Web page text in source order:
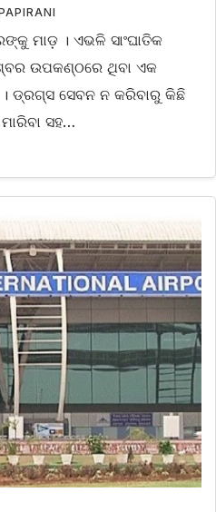
ମାଡ଼ । ଏଭଳି ସାଂଘାତିକ
ଉପକଣ୍ଠରେ ଥିବା ଏକ
ଡ୍ରଗ୍ସ ସେବନ ନ କରିବାରୁ କିଛି
ସହ…